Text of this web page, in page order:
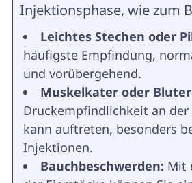
Injektionsphase, wie zum
Leichtes Stechen oder
häufigste Empfindung,
und vorübergehend.
Muskelkater oder
Druckempfindlichkeit an
kann auftreten, besonders
Injektionen.
Bauchbeschwerden: Mit